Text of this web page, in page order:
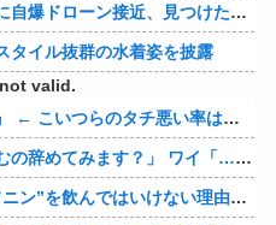
ドイツ空港のウクライナ輸送機に自爆ドローン接近、見つけた空港職員が蹴り落とす…高性能プラスチック爆弾搭載！
タイル抜群の水着姿を披露
valid.
【悲報】『自認レイブンクロー』 ← こいつらのタチ悪い率は異常
保健師「まずは社食で大盛り頼むの辞めてみます？」 ワイ「…食っちゃいけないものを売ってるのか？」
【警告】医師『熱中症で”ロキソニン”を飲んではいけない理由がこれ』